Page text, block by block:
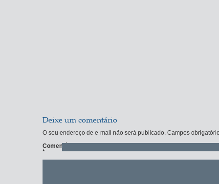
Deixe um comentário
O seu endereço de e-mail não será publicado. Campos
Comentário
*